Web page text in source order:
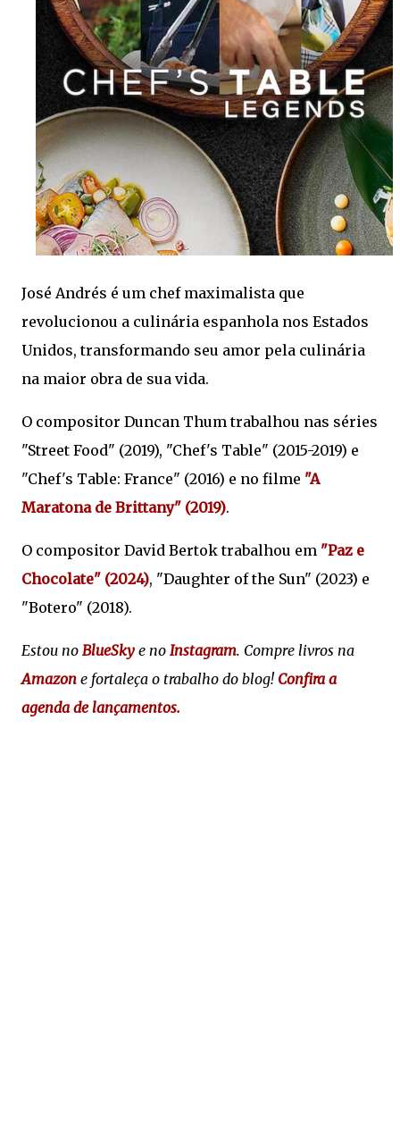
José Andrés é um chef maximalista que
revolucionou a culinária espanhola nos Estados
Unidos, transformando seu amor pela culinária
na maior obra de sua vida.
O compositor Duncan Thum trabalhou nas séries
"Street Food" (2019), "Chef's Table" (2015-2019) e
"Chef's Table: France" (2016) e no filme "A
Maratona de Brittany" (2019).
O compositor David Bertok trabalhou em "Paz e
Chocolate" (2024), "Daughter of the Sun" (2023) e
"Botero" (2018).
Estou no BlueSky e no Instagram. Compre livros na
Amazon e fortaleça o trabalho do blog! Confira a
agenda de lançamentos.